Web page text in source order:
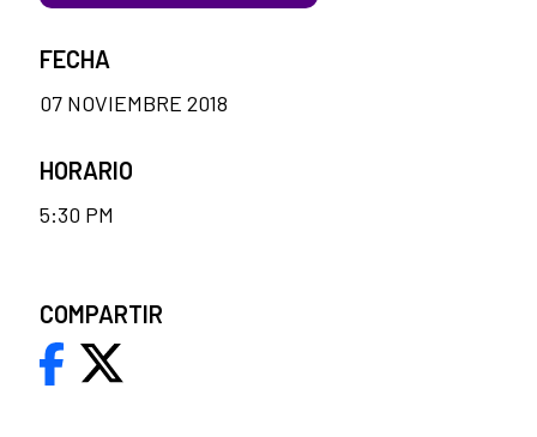
FECHA
07 NOVIEMBRE 2018
HORARIO
5:30 PM
COMPARTIR